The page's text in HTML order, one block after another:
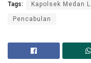
Tags: Kapolsek Medan
Pencabulan